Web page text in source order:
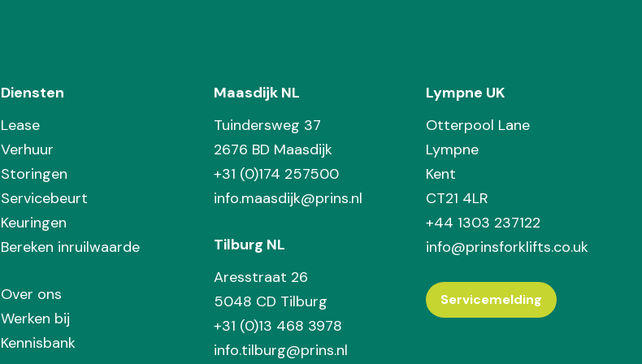
Diensten
Lease
Verhuur
Storingen
Servicebeurt
Keuringen
Bereken inruilwaarde
Over ons
Werken bij
Kennisbank
Maasdijk NL
Tuindersweg 37
2676 BD Maasdijk
+31 (0)174 257500
info.maasdijk@prins.nl
Tilburg NL
Aresstraat 26
5048 CD Tilburg
+31 (0)13 468 3978
info.tilburg@prins.nl
Lympne UK
Otterpool Lane
Lympne
Kent
CT21 4LR
+44 1303 237122
info@prinsforklifts.co.uk
Servicemelding